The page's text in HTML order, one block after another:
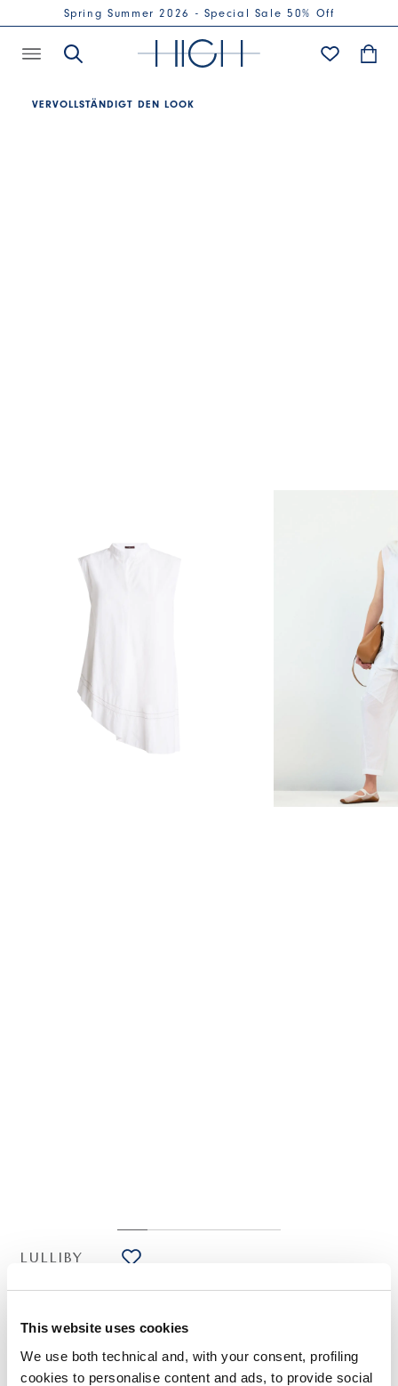
This website uses cookies
We use both technical and, with your consent, profiling
cookies to personalise content and ads, to provide social
Spring Summer 2026 - Special Sale 50% Off
VERVOLLSTÄNDIGT DEN LOOK
LULLIBY
165,00 €
275,00 € -40 %